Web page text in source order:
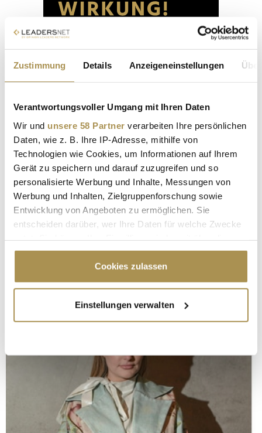
Zustimmung Details Anzeigeneinstellungen
Verantwortungsvoller Umgang mit Ihren Daten
Wir und unsere 58 Partner verarbeiten Ihre persönlichen
Daten, wie z. B. Ihre IP-Adresse, mithilfe von
Technologien wie Cookies, um Informationen auf Ihrem
Gerät zu speichern und darauf zuzugreifen und so
personalisierte Werbung und Inhalte, Messungen von
Werbung und Inhalten, Zielgruppenforschung sowie
Entwicklung von Angeboten zu ermöglichen. Sie
entscheiden darüber, wer Ihre Daten für welche Zwecke
Cookie-Erklärung oder durch Klicken auf das Privacy
Trigger Symbol ändern oder widerrufen
Informationen über Ihre geografische Lage
erfassen, welche bis auf einige Meter genau sein
bestimmten Merkmalen (Fingerprinting) identifizieren
Erfahren Sie mehr darüber, wie Ihre persönlichen Daten
verarbeitet werden, und legen Sie Ihre Präferenzen im
Abschnitt Einzelheiten
fest.
Cookies zulassen
Einstellungen verwalten